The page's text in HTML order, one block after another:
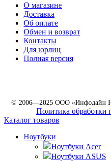
О магазине
Доставка
Об оплате
Обмен и возврат
Контакты
Для юрлиц
Полная версия
© 2006—2025 ООО «Инфодайн
Политика обработки
Каталог товаров
Ноутбуки
Ноутбуки Acer
Ноутбуки ASUS